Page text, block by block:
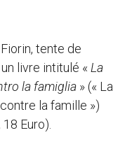
tente de
livre intitulé « La
la famiglia » (« La
la famille »)
Euro).